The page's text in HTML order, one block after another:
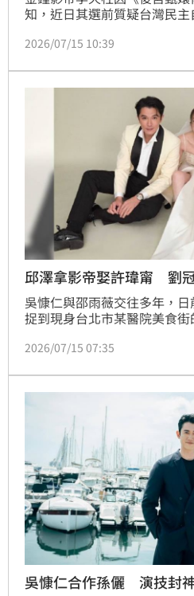
知，近日其選前質疑台灣民
主、富裕，遭到大批網友圍剿
大招」重砲反擊，列舉台灣
強勁等事實，狠嗆李天柱：
看！」並諷刺他是否演太監
上掀起激烈爭論，再度成為輿
2026/07/15 10:39
邱澤拿影帝娶許瑋甯 劉
吳慷仁與邵雨薇交往多年，
捉到現身台北市某醫院美食
鐘金馬雙料影帝，邵雨薇則以
可說是金光閃閃的情侶檔。
2026/07/15 07:35
吳慷仁合作孫儷 演技封